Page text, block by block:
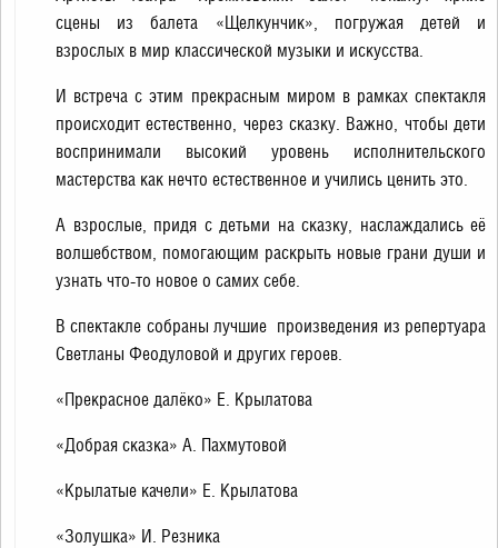
сцены из балета «Щелкунчик», погружая детей и
взрослых в мир классической музыки и искусства.
И встреча с этим прекрасным миром в рамках спектакля
происходит естественно, через сказку. Важно, чтобы дети
воспринимали высокий уровень исполнительского
мастерства как нечто естественное и учились ценить это.
А взрослые, придя с детьми на сказку, наслаждались её
волшебством, помогающим раскрыть новые грани души и
узнать что-то новое о самих себе.
В спектакле собраны лучшие произведения из репертуара
Светланы Феодуловой и других героев.
«Прекрасное далёко» Е. Крылатова
«Добрая сказка» А. Пахмутовой
«Крылатые качели» Е. Крылатова
«Золушка» И. Резника